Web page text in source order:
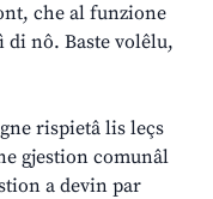
che al funzione
di nô. Baste volêlu,
rispietâ lis leçs
gjestion comunâl
a devin par